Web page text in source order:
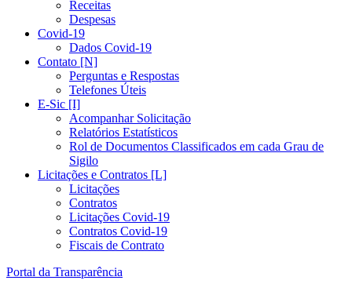
Receitas
Despesas
Covid-19
Dados Covid-19
Contato [N]
Perguntas e Respostas
Telefones Úteis
E-Sic [I]
Acompanhar Solicitação
Relatórios Estatísticos
Rol de Documentos Classificados em cada Grau de
Sigilo
Licitações e Contratos [L]
Licitações
Contratos
Licitações Covid-19
Contratos Covid-19
Fiscais de Contrato
Portal da Transparência